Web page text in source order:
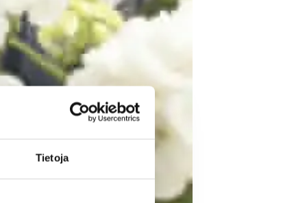
Tietoja